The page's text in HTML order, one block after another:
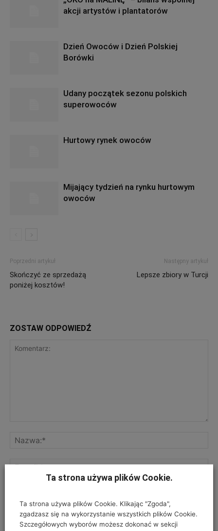
akcji artystów i plantatorów
Dzień Owoców i Dzień Polskiej
Borówki
Udany początek sezonu polskich
superowoców
Hurtowy rynek owoców
Mijający tydzień na rynku hurtowym
owoców
Poprzedni artykuł
Skończyć ze sprzedażą
poniżej kosztów!
Następny artykuł
Lepsze zbiory w Turcji
ZOSTAW ODPOWIEDŹ
Twój adres e-mail nie zostanie opublikowany, podajesz go wyłącznie do
wiadomości redakcji. Nie udostępnimy go osobom trzecim. Nie wysyłamy
Ta strona używa plików Cookie.
Ta strona używa plików Cookie. Klikając "Zgoda",
zgadzasz się na wykorzystanie wszystkich plików Cookie.
Szczegółowych wyborów możesz dokonać w sekcji